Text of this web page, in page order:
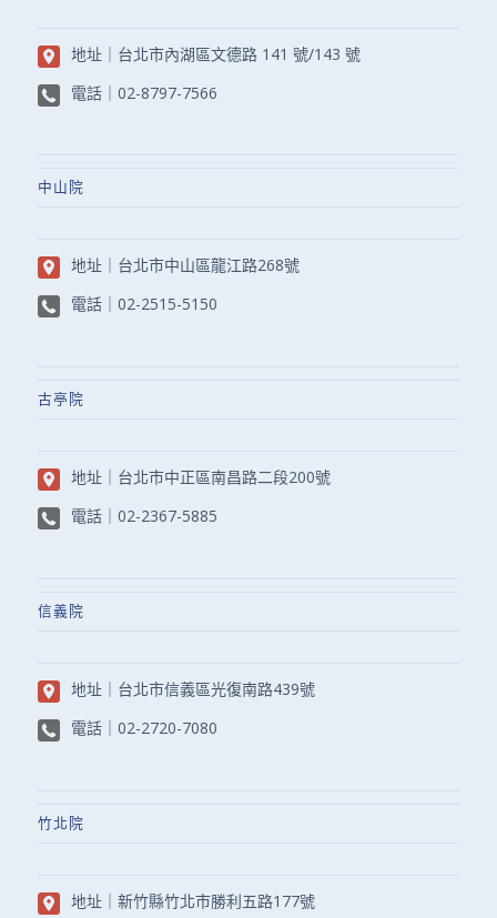
地址｜ 台北市內湖區文德路 141 號/143 號
電話｜ 02-8797-7566
中山院
地址｜ 台北市中山區龍江路268號
電話｜ 02-2515-5150
古亭院
地址｜ 台北市中正區南昌路二段200號
電話｜ 02-2367-5885
信義院
地址｜ 台北市信義區光復南路439號
電話｜ 02-2720-7080
竹北院
地址｜ 新竹縣竹北市勝利五路177號